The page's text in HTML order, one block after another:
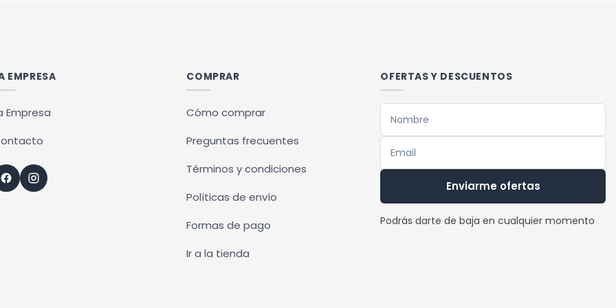
EMPRESA
Empresa
COMPRAR
Cómo comprar
Preguntas frecuentes
Términos y condiciones
Políticas de envío
Formas de pago
Ir a la tienda
OFERTAS Y DESCUENTOS
Enviarme ofertas
Podrás darte de baja en cualquier momento